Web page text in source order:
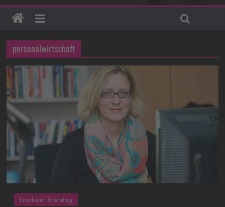
personalwirtschaft
Employer Branding